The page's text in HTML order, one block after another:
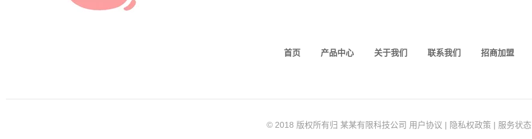
首页 产品中心 关于我们 联系我们 招商加盟
© 2018 版权所有归 某某有限科技公司 用户协议 | 隐私权政策 | 服务状态